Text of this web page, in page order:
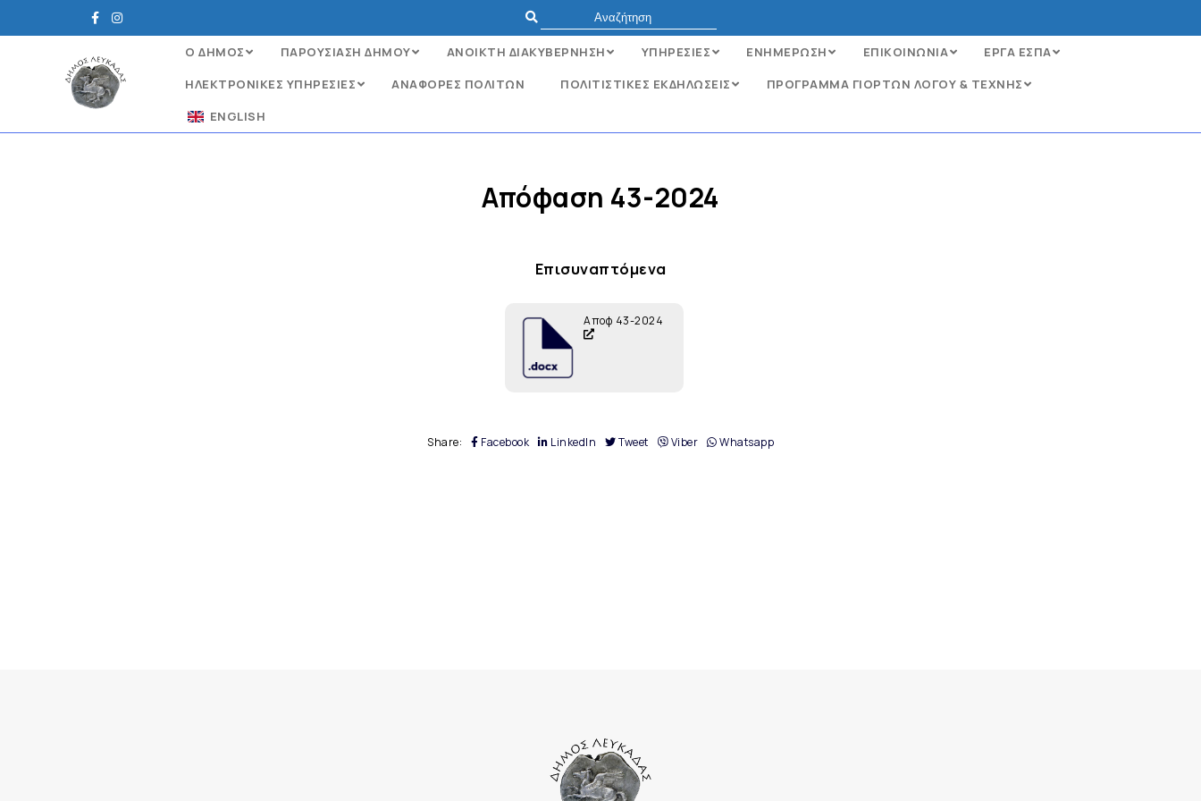
Ο ΔΗΜΟΣ ΠΑΡΟΥΣΙΑΣΗ ΔΗΜΟΥ ΑΝΟΙΚΤΗ ΔΙΑΚΥΒΕΡΝΗΣΗ ΥΠΗΡΕΣΙΕΣ ΕΝΗΜΕΡΩΣΗ ΕΠΙΚΟΙΝΩΝΙΑ
ΕΡΓΑ ΕΣΠΑ
ΗΛΕΚΤΡΟΝΙΚΈΣ ΥΠΗΡΕΣΊΕΣ
ΑΝΑΦΟΡΈΣ ΠΟΛΙΤΏΝ ΠΟΛΙΤΙΣΤΙΚΕΣ ΕΚΔΗΛΩΣΕΙΣ
ΠΡΟΓΡΑΜΜΑ ΓΙΟΡΤΩΝ ΛΟΓΟΥ & ΤΕΧΝΗΣ
ENGLISH
Απόφαση 43-2024
Επισυναπτόμενα
Αποφ 43-2024
Share: Facebook LinkedIn Tweet Viber Whatsapp